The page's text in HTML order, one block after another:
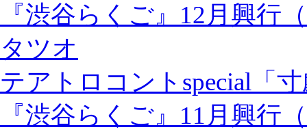
『渋谷らくご』12月興行
タツオ
テアトロコントspecial「
『渋谷らくご』11月興行